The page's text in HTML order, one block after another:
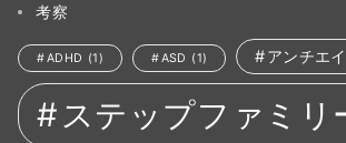
考察
ADHD (1) ASD (1) アンチエ
ステップファミリ